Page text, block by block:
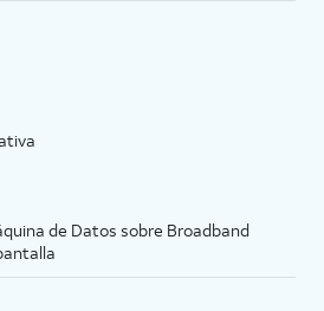
de Datos sobre Broadband